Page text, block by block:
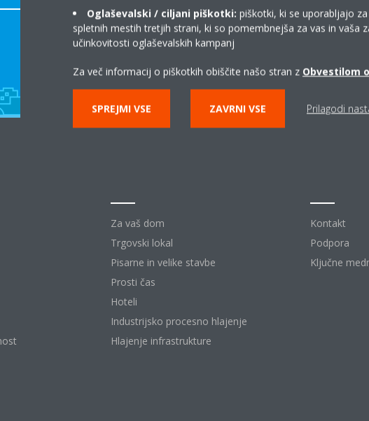
VSTOPITE V IZKUŠNJO
Za vaš dom
Trgovski lokal
Pisarne in velike stavbe
Prosti čas
Hoteli
Industrijsko procesno hlajenje
Hlajenje infrastrukture
Kontakt
Podpora
Ključne
Oglaševalski / ciljani piškotki: piškotki, ki se uporabljajo
spletnih mestih tretjih strani, ki so pomembnejša za vas in vaša
učinkovitosti oglaševalskih kampanj
Za več informacij o piškotkih obiščite našo stran z Obvestilom
SPREJMI VSE ZAVRNI VSE Prilagodi